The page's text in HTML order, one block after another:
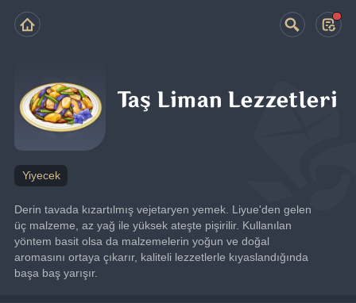
Taş Liman Lezzetleri
Yiyecek
Derin tavada kızartılmış vejetaryen yemek. Liyue'den gelen
üç malzeme, az yağ ile yüksek ateşte pişirilir. Kullanılan
yöntem basit olsa da malzemelerin yoğun ve doğal
aromasını ortaya çıkarır, kaliteli lezzetlerle kıyaslandığında
başa baş yarışır.